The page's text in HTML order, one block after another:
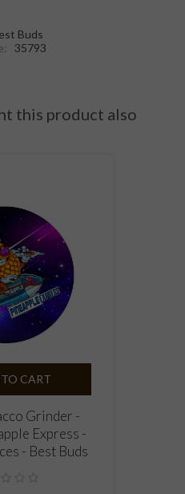
Buds
35793
this product also
CART
Grinder -
Express -
- Best Buds